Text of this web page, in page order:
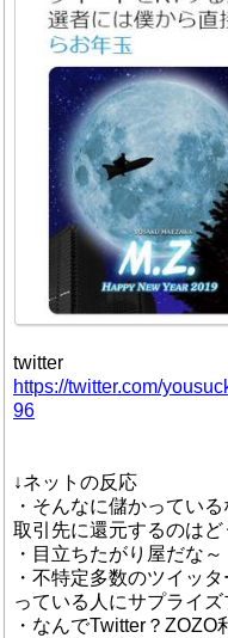
twitter
https://twitter.com/
96
↓ネットの反応
・そんなに儲かってい
取引先に還元するのはど
・目立ちたがり屋だな～
・不特定多数のツイッ
っている人にサプライ
・なんでTwitter？